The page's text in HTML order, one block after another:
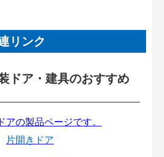
リンク
ドア・建具のおすすめ
片開きドア